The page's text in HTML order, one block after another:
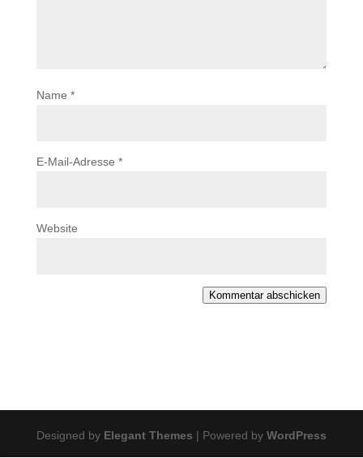
Name *
E-Mail-Adresse *
Website
Kommentar abschicken
Designed by Elegant Themes | Powered by WordPress